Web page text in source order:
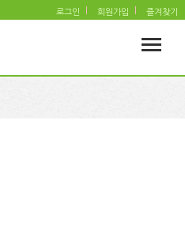
로그인 회원가입 즐겨찾기